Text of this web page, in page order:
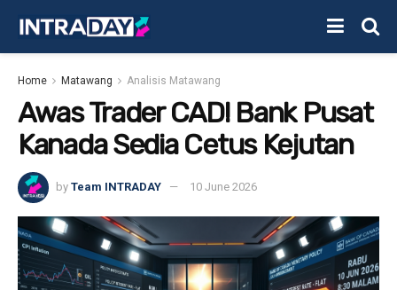
Home Matawang Analisis Matawang
Awas Trader CAD! Bank Pusat
Kanada Sedia Cetus Kejutan
by Team INTRADAY 10 June 2026